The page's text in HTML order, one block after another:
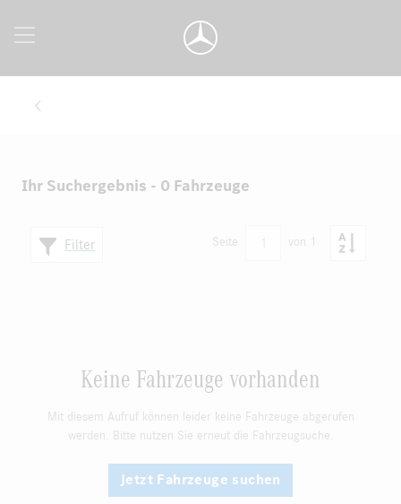
Ihr Suchergebnis - 0 Fahrzeuge
Filter Seite von 1
Keine Fahrzeuge vorhanden
Mit diesem Aufruf können leider keine Fahrzeuge abgerufen
werden. Bitte nutzen Sie erneut die Fahrzeugsuche.
Jetzt Fahrzeuge suchen